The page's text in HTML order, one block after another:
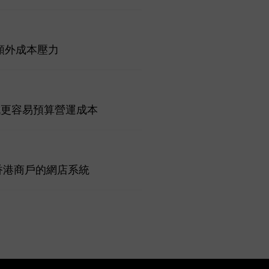
外成本壓力
容易預算營運成本
商戶的網店系統